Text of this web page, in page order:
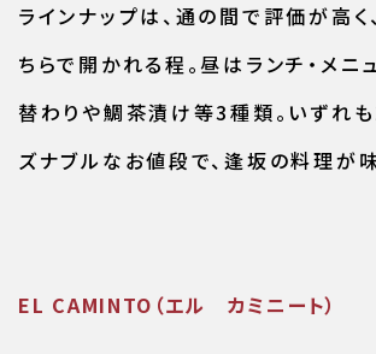
ラインナップは、通の間で評価が高く
ちらで開かれる程。昼はランチ・メニ
替わりや鯛茶漬け等3種類。いずれ
ズナブルなお値段で、逢坂の料理が味
EL CAMINTO（エル カミニート）